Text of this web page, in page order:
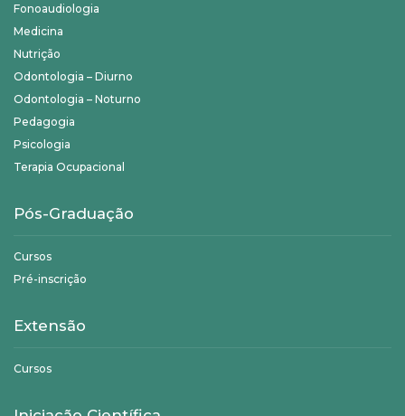
Fonoaudiologia
Medicina
Nutrição
Odontologia – Diurno
Odontologia – Noturno
Pedagogia
Psicologia
Terapia Ocupacional
Pós-Graduação
Cursos
Pré-inscrição
Extensão
Cursos